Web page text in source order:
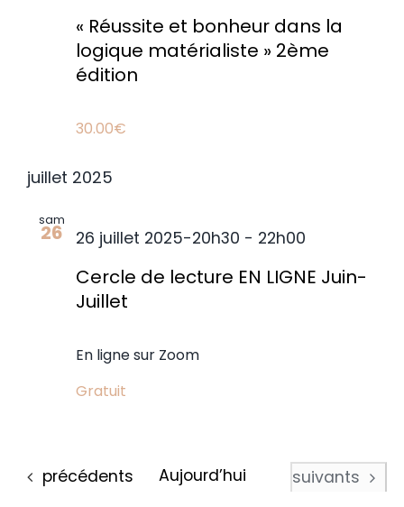
« Réussite et bonheur dans la
logique matérialiste » 2ème
édition
30.00€
juillet 2025
sam
26
Cercle de lecture EN LIGNE Juin-
Juillet
26 juillet 2025-20h30 - 22h00
En ligne sur Zoom
Gratuit
Évènements
précédents Aujourd’hui Évènements
suivants